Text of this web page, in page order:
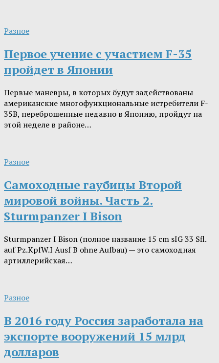
Разное
Первое учение с участием F-35
пройдет в Японии
Первые маневры, в которых будут задействованы
американские многофункциональные истребители F-
35В, переброшенные недавно в Японию, пройдут на
этой неделе в районе…
Разное
Самоходные гаубицы Второй
мировой войны. Часть 2.
Sturmpanzer I Bison
Sturmpanzer I Bison (полное название 15 cm sIG 33 Sfl.
auf Pz.KpfW.I Ausf B ohne Aufbau) — это самоходная
артиллерийская…
Разное
В 2016 году Россия заработала на
экспорте вооружений 15 млрд
долларов